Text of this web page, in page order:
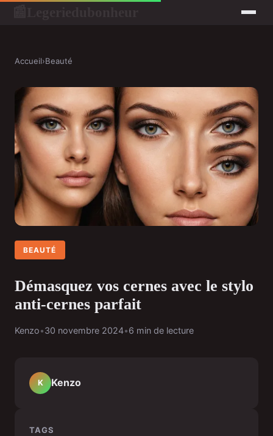
Accueil›Beauté
BEAUTÉ
Démasquez vos cernes avec le stylo
anti-cernes parfait
Kenzo•30 novembre 2024•6 min de lecture
K Kenzo
TAGS